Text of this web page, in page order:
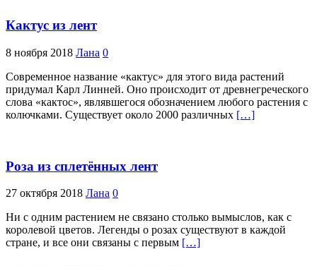
Кактус из лент
8 ноября 2018 Лана 0
Современное название «кактус» для этого вида растений
придумал Карл Линней. Оно происходит от древнегреческого
слова «кактос», являвшегося обозначением любого растения с
колючками. Существует около 2000 различных […]
Роза из сплетённых лент
27 октября 2018 Лана 0
Ни с одним растением не связано столько вымыслов, как с
королевой цветов. Легенды о розах существуют в каждой
стране, и все они связаны с первым […]